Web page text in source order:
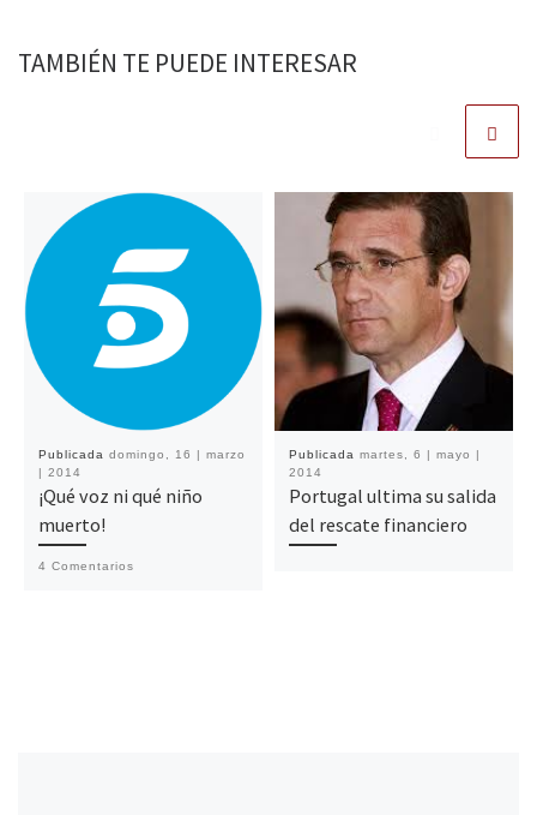
TAMBIÉN TE PUEDE INTERESAR
Publicada domingo, 16 | marzo
| 2014
¡Qué voz ni qué niño
muerto!
4 Comentarios
Publicada martes, 6 | mayo |
2014
Portugal ultima su salida
del rescate financiero